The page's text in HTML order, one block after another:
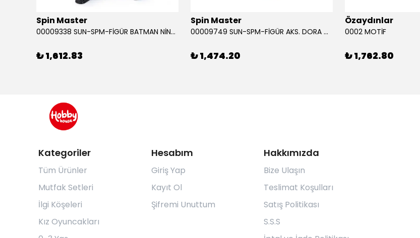
Spin Master
00009338 SUN-SPM-FİGÜR BATMAN NİNJA STRIKE 30 CM. EXC.
₺ 1,612.83
Spin Master
00009749 SUN-SPM-FİGÜR AKS. DORA MİKROFON YAĞMUR ORMANI RİTMİ (DORA) SESLİ
₺ 1,474.20
Özaydınlar
0002 MOTİF
₺ 1,762.80
Kategoriler
Tüm Ürünler
Mutfak Setleri
İlgi Köşeleri
Kız Oyuncakları
Hesabım
Giriş Yap
Kayıt Ol
Şifremi Unuttum
Hakkımızda
Bize Ulaşın
Teslimat Koşulları
Satış Politikası
S.S.S